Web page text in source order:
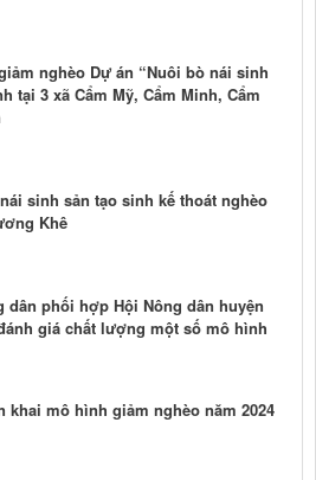
nghèo Dự án “Nuôi bò nái sinh
tại 3 xã Cẩm Mỹ, Cẩm Minh, Cẩm
sinh sản tạo sinh kế thoát nghèo
Khê
dân phối hợp Hội Nông dân huyện
giá chất lượng một số mô hình
khai mô hình giảm nghèo năm 2024